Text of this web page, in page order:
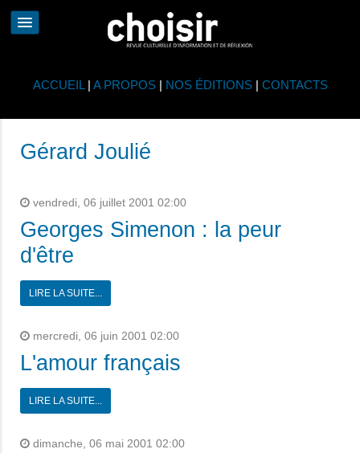
ACCUEIL | A PROPOS| NOS ÉDITIONS| CONTACTS
Gérard Joulié
vendredi, 06 juillet 2001 02:00
Georges Simenon : la peur
d'être
LIRE LA SUITE...
mercredi, 06 juin 2001 02:00
L'amour français
LIRE LA SUITE...
dimanche, 06 mai 2001 02:00